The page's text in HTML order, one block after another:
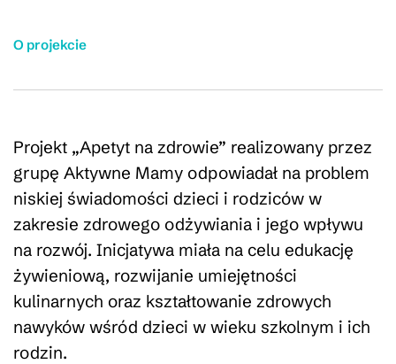
O projekcie
Projekt „Apetyt na zdrowie” realizowany przez
grupę Aktywne Mamy odpowiadał na problem
niskiej świadomości dzieci i rodziców w
zakresie zdrowego odżywiania i jego wpływu
na rozwój. Inicjatywa miała na celu edukację
żywieniową, rozwijanie umiejętności
kulinarnych oraz kształtowanie zdrowych
nawyków wśród dzieci w wieku szkolnym i ich
rodzin.